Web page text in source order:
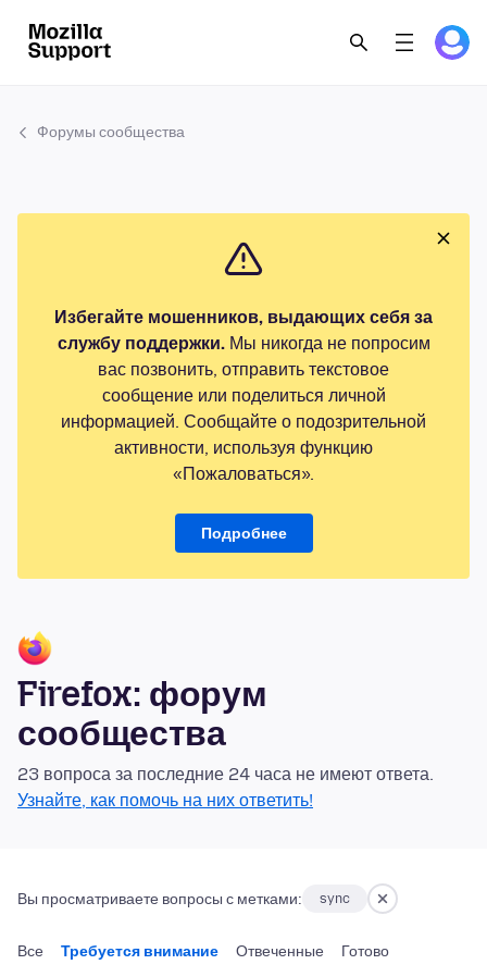
Форумы сообщества
Избегайте мошенников, выдающих себя за
службу поддержки.Мы никогда не попросим
вас позвонить, отправить текстовое
сообщение или поделиться личной
информацией. Сообщайте о подозрительной
активности, используя функцию
«Пожаловаться».
Подробнее
Firefox: форум
сообщества
23 вопроса за последние 24 часа не имеют ответа.
Узнайте, как помочь на них ответить!
Вы просматриваете вопросы с метками: sync
Все Требуется внимание Отвеченные Готово